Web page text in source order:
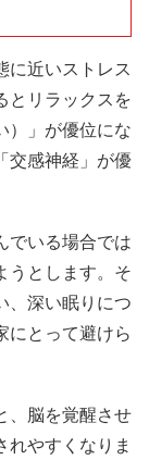
に近いストレス
とリラックスを
）」が優位にな
交感神経」が優
でいる場合では
うとします。そ
、深い眠りにつ
にとって避けら
、脳を覚醒させ
れやすくなりま